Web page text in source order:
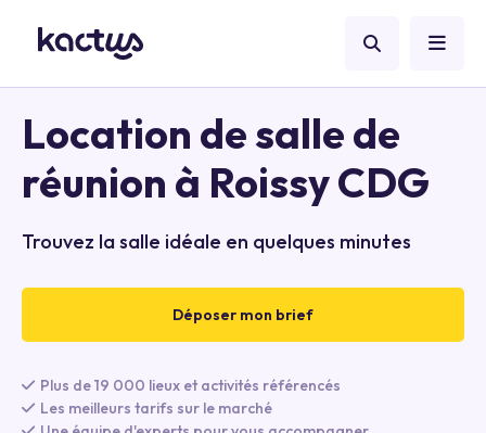
Location de salle de
réunion à Roissy CDG
Trouvez la salle idéale en quelques minutes
Déposer mon brief
Plus de 19 000 lieux et activités référencés
Les meilleurs tarifs sur le marché